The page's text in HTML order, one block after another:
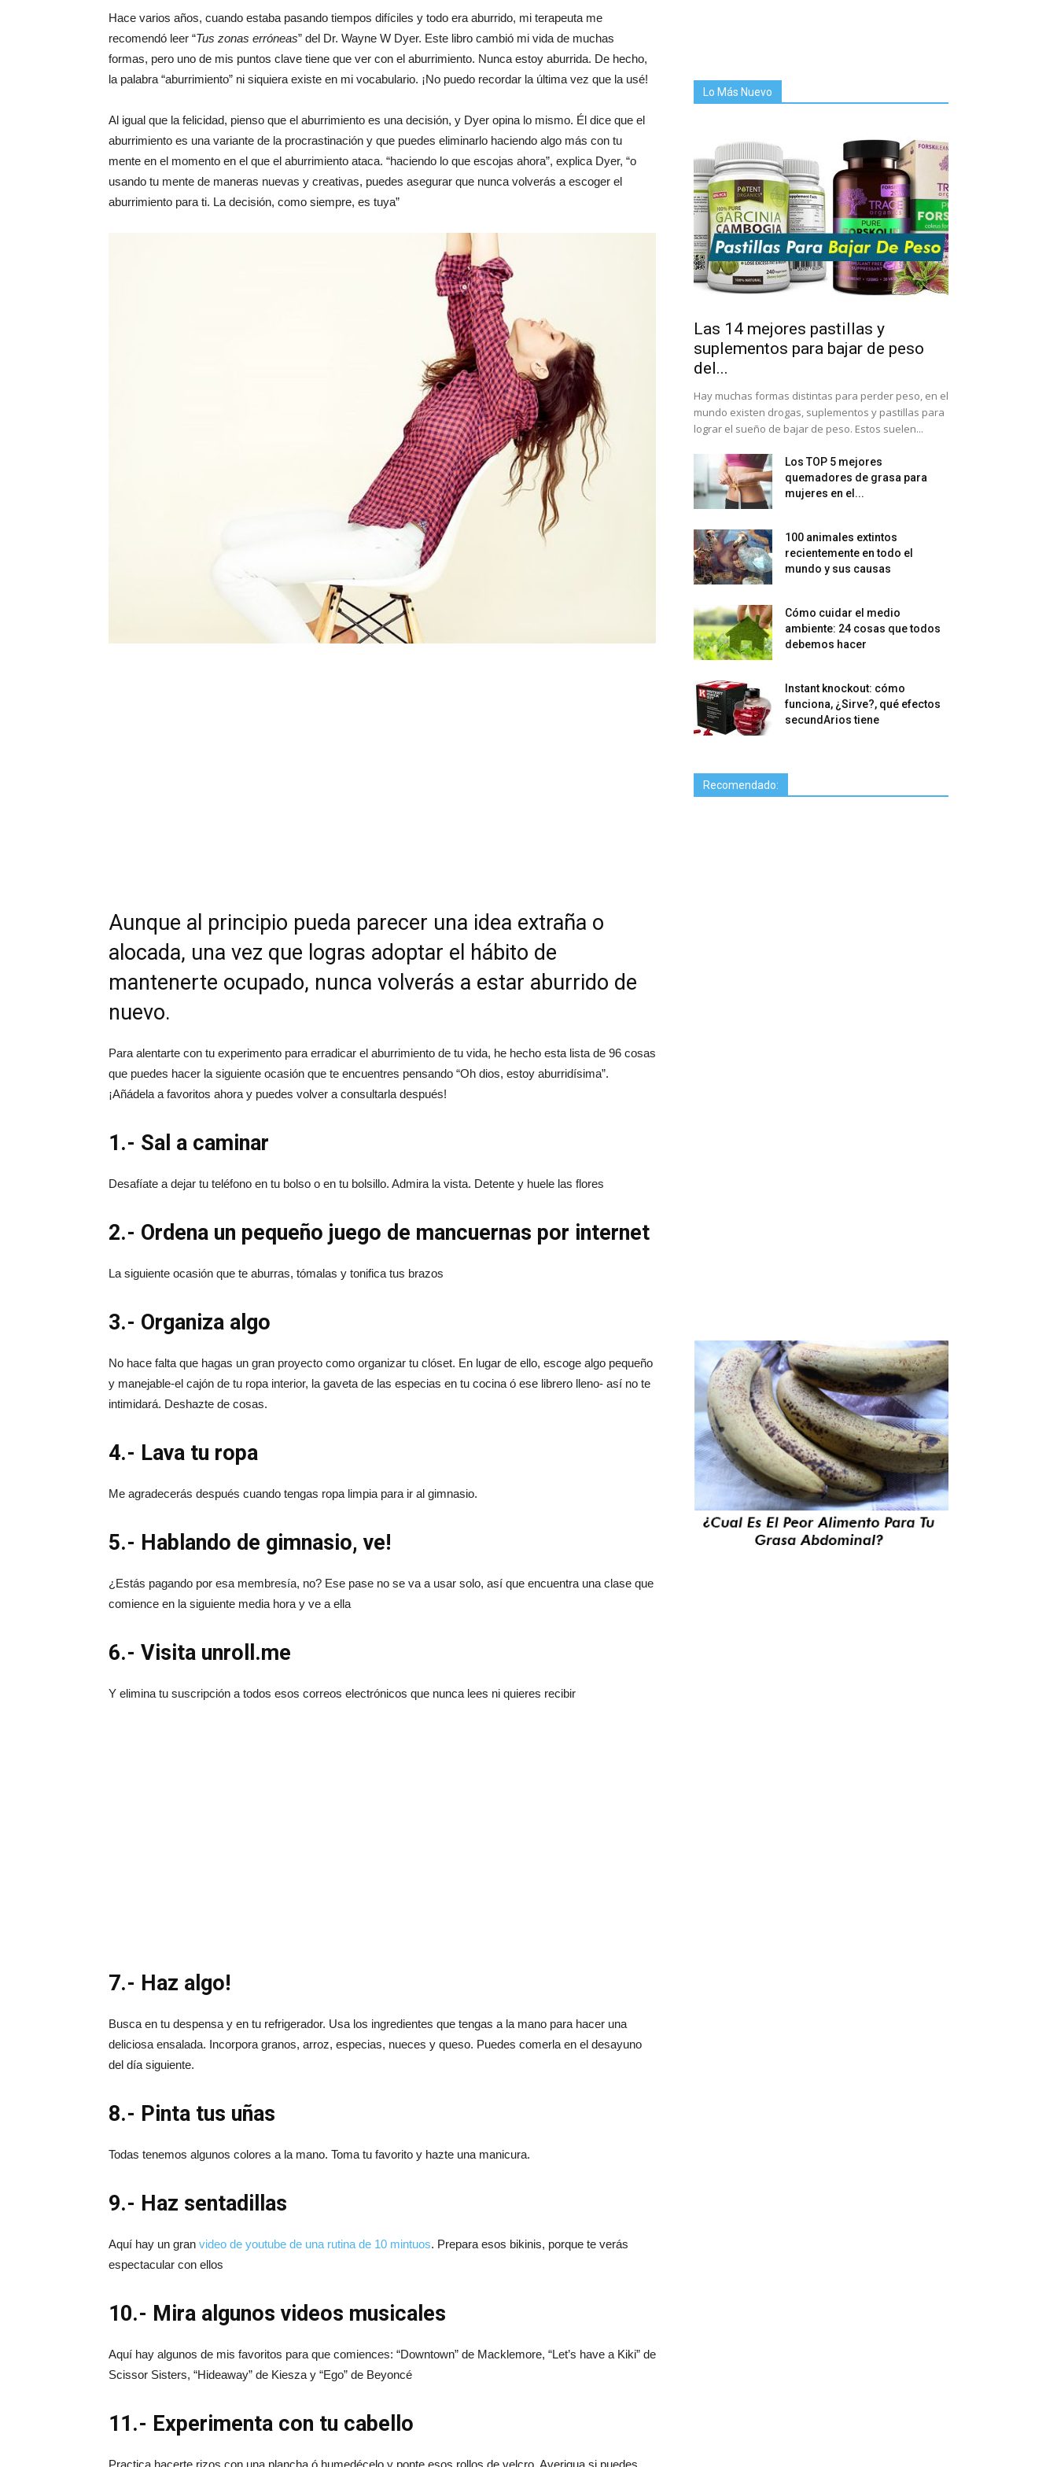
Hace varios años, cuando estaba pasando tiempos difíciles y todo era aburrido, mi terapeuta me
recomendó leer “Tus zonas erróneas” del Dr. Wayne W Dyer. Este libro cambió mi vida de muchas
formas, pero uno de mis puntos clave tiene que ver con el aburrimiento. Nunca estoy aburrida. De hecho,
la palabra “aburrimiento” ni siquiera existe en mi vocabulario. ¡No puedo recordar la última vez que la usé!
Al igual que la felicidad, pienso que el aburrimiento es una decisión, y Dyer opina lo mismo. Él dice que el
aburrimiento es una variante de la procrastinación y que puedes eliminarlo haciendo algo más con tu
mente en el momento en el que el aburrimiento ataca. “haciendo lo que escojas ahora”, explica Dyer, “o
usando tu mente de maneras nuevas y creativas, puedes asegurar que nunca volverás a escoger el
aburrimiento para ti. La decisión, como siempre, es tuya”
Aunque al principio pueda parecer una idea extraña o
alocada, una vez que logras adoptar el hábito de
mantenerte ocupado, nunca volverás a estar aburrido de
nuevo.
Para alentarte con tu experimento para erradicar el aburrimiento de tu vida, he hecho esta lista de 96 cosas
que puedes hacer la siguiente ocasión que te encuentres pensando “Oh dios, estoy aburridísima”.
¡Añádela a favoritos ahora y puedes volver a consultarla después!
1.- Sal a caminar
Desafíate a dejar tu teléfono en tu bolso o en tu bolsillo. Admira la vista. Detente y huele las flores
2.- Ordena un pequeño juego de mancuernas por internet
La siguiente ocasión que te aburras, tómalas y tonifica tus brazos
3.- Organiza algo
No hace falta que hagas un gran proyecto como organizar tu clóset. En lugar de ello, escoge algo pequeño
y manejable-el cajón de tu ropa interior, la gaveta de las especias en tu cocina ó ese librero lleno- así no te
intimidará. Deshazte de cosas.
4.- Lava tu ropa
Me agradecerás después cuando tengas ropa limpia para ir al gimnasio.
5.- Hablando de gimnasio, ve!
¿Estás pagando por esa membresía, no? Ese pase no se va a usar solo, así que encuentra una clase que
comience en la siguiente media hora y ve a ella
6.- Visita unroll.me
Y elimina tu suscripción a todos esos correos electrónicos que nunca lees ni quieres recibir
7.- Haz algo!
Busca en tu despensa y en tu refrigerador. Usa los ingredientes que tengas a la mano para hacer una
deliciosa ensalada. Incorpora granos, arroz, especias, nueces y queso. Puedes comerla en el desayuno
del día siguiente.
8.- Pinta tus uñas
Todas tenemos algunos colores a la mano. Toma tu favorito y hazte una manicura.
9.- Haz sentadillas
Aquí hay un gran video de youtube de una rutina de 10 mintuos. Prepara esos bikinis, porque te verás
espectacular con ellos
10.- Mira algunos videos musicales
Aquí hay algunos de mis favoritos para que comiences: “Downtown” de Macklemore, “Let’s have a Kiki” de
Scissor Sisters, “Hideaway” de Kiesza y “Ego” de Beyoncé
11.- Experimenta con tu cabello
Practica hacerte rizos con una plancha ó humedécelo y ponte esos rollos de velcro. Averigua si puedes
Lo Más Nuevo
Las 14 mejores pastillas y
suplementos para bajar de peso
del...
Hay muchas formas distintas para perder peso, en el
mundo existen drogas, suplementos y pastillas para
lograr el sueño de bajar de peso. Estos suelen...
Los TOP 5 mejores
quemadores de grasa para
mujeres en el...
100 animales extintos
recientemente en todo el
mundo y sus causas
Cómo cuidar el medio
ambiente: 24 cosas que todos
debemos hacer
Instant knockout: cómo
funciona, ¿Sirve?, qué efectos
secundArios tiene
Recomendado: